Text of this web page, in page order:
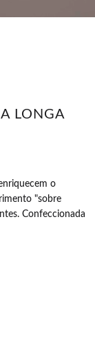
LONGA
o
"sobre
Confeccionada